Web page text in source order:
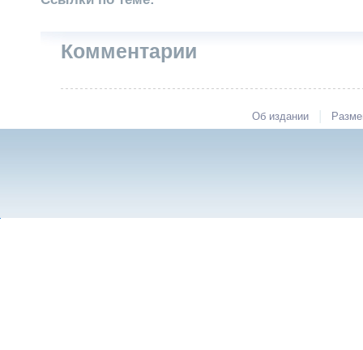
Комментарии
Об издании |